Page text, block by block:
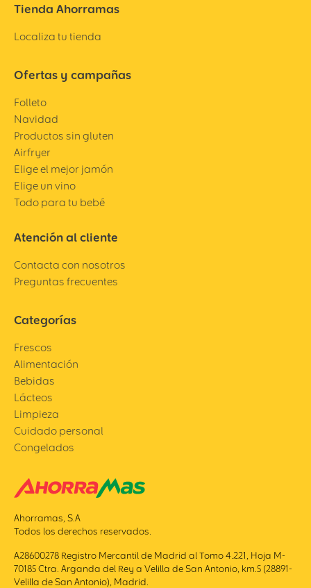
Tienda Ahorramas
Localiza tu tienda
Ofertas y campañas
Folleto
Navidad
Productos sin gluten
Airfryer
Elige el mejor jamón
Elige un vino
Todo para tu bebé
Atención al cliente
Contacta con nosotros
Preguntas frecuentes
Categorías
Frescos
Alimentación
Bebidas
Lácteos
Limpieza
Cuidado personal
Congelados
Ahorramas, S.A
Todos los derechos reservados.
A28600278 Registro Mercantil de Madrid al Tomo 4.221, Hoja M-
70185 Ctra. Arganda del Rey a Velilla de San Antonio, km.5 (28891-
Velilla de San Antonio), Madrid.